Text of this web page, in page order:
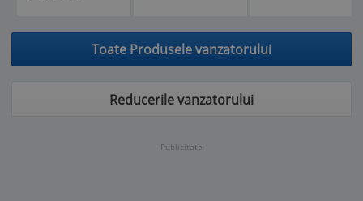
Toate Produsele vanzatorului
Reducerile vanzatorului
Publicitate